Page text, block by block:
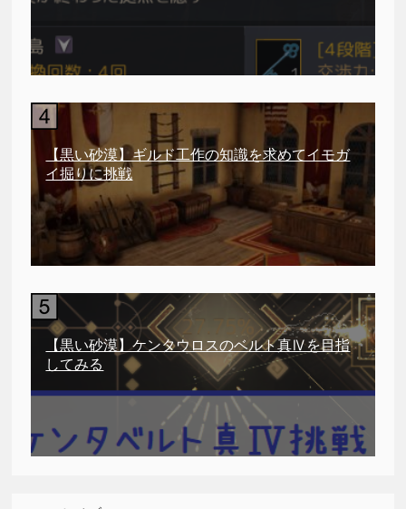
【黒い砂漠】ギルド工作の知識を求めてイモガ
イ掘りに挑戦
【黒い砂漠】ケンタウロスのベルト真Ⅳを目指
してみる